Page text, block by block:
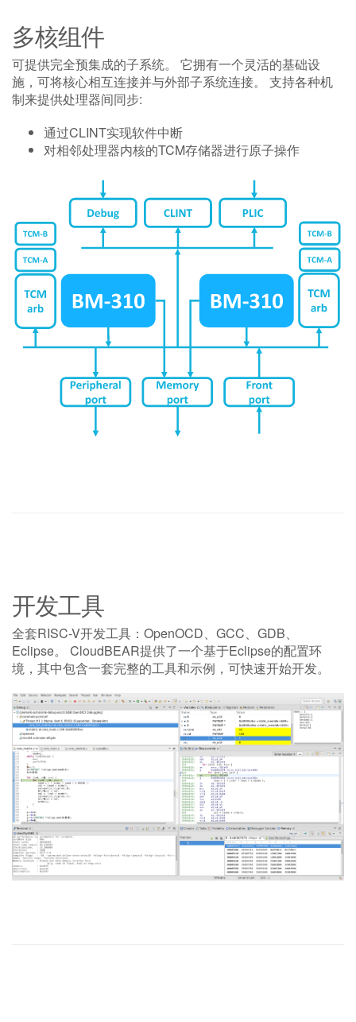
多核组件
可提供完全预集成的子系统。 它拥有一个灵活的基础设
施，可将核心相互连接并与外部子系统连接。 支持各种机
制来提供处理器间同步:
通过CLINT实现软件中断
对相邻处理器内核的TCM存储器进行原子操作
开发工具
全套RISC-V开发工具：OpenOCD、GCC、GDB、
Eclipse。 CloudBEAR提供了一个基于Eclipse的配置环
境，其中包含一套完整的工具和示例，可快速开始开发。